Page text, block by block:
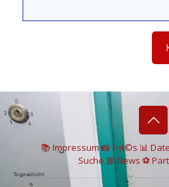
📚 Impressum📸Fot©s 📊
Suche 📘 News ⚽